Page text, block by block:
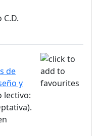
C.D.
de
y
lectivo: